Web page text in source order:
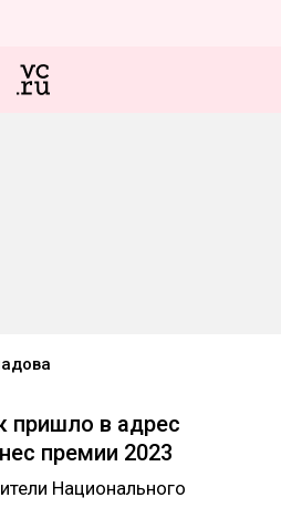
пришло в адрес
премии 2023
Национального